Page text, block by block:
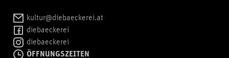
kultur@diebaeckerei.at
diebaeckerei
diebaeckerei
ÖFFNUNGSZEITEN